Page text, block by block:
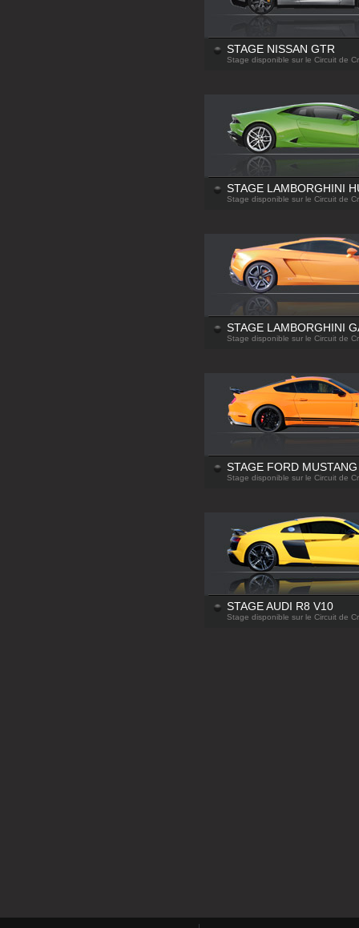
STAGE NISSAN GTR
Stage disponible sur le Circuit de
STAGE LAMBORGHINI
Stage disponible sur le Circuit de
STAGE LAMBORGHINI
Stage disponible sur le Circuit de
STAGE FORD
Stage disponible sur le Circuit de
STAGE AUDI R8 V10
Stage disponible sur le Circuit de